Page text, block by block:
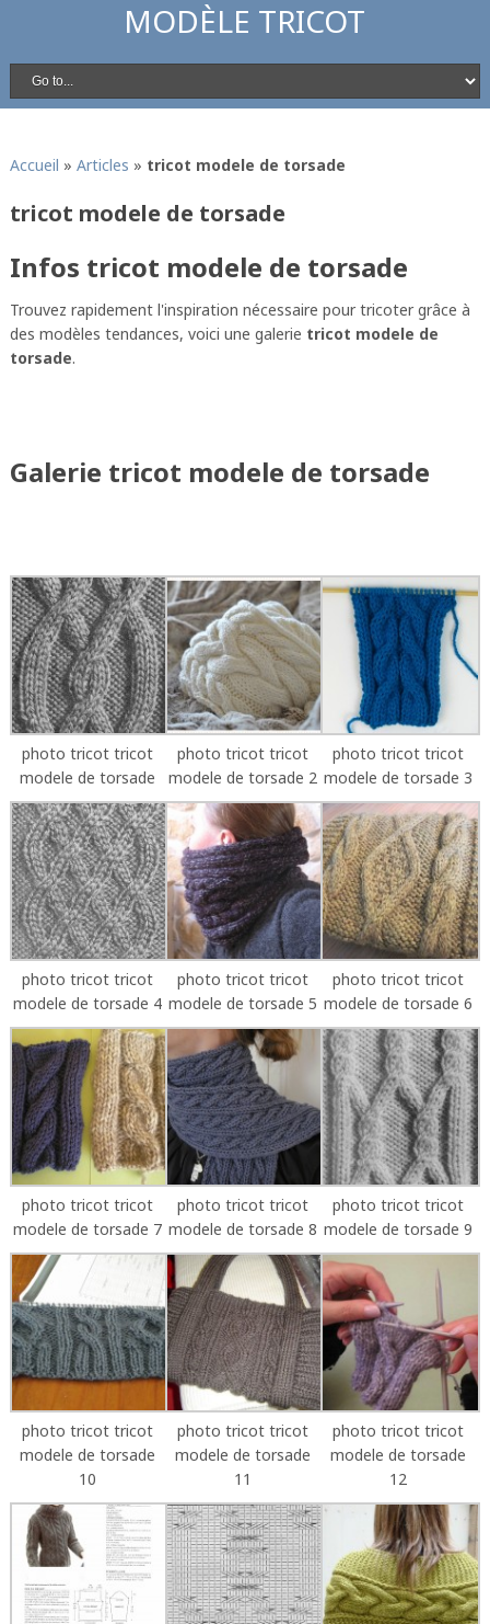
MODÈLE TRICOT
Accueil » Articles » tricot modele de torsade
tricot modele de torsade
Infos tricot modele de torsade
Trouvez rapidement l'inspiration nécessaire pour tricoter grâce à
des modèles tendances, voici une galerie tricot modele de
torsade.
Galerie tricot modele de torsade
photo tricot tricot
modele de torsade
photo tricot tricot
modele de torsade 2
photo tricot tricot
modele de torsade 3
photo tricot tricot
modele de torsade 4
photo tricot tricot
modele de torsade 5
photo tricot tricot
modele de torsade 6
photo tricot tricot
modele de torsade 7
photo tricot tricot
modele de torsade 8
photo tricot tricot
modele de torsade 9
photo tricot tricot
modele de torsade
10
photo tricot tricot
modele de torsade
11
photo tricot tricot
modele de torsade
12